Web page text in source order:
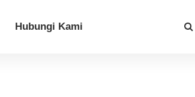
Hubungi Kami